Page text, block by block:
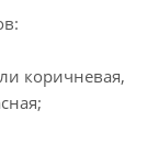
коричневая,